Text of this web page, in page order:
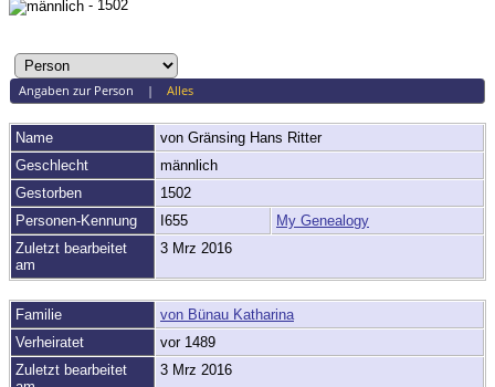
- 1502
Angaben zur Person | Alles
Name von Gränsing Hans Ritter
Geschlecht
männlich
Gestorben
1502
Personen-Kennung
I655
My Genealogy
Zuletzt bearbeitet
am
3 Mrz 2016
Familie
von Bünau Katharina
Verheiratet
vor 1489
Zuletzt bearbeitet
3 Mrz 2016